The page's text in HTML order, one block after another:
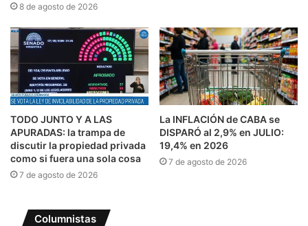
8 de agosto de 2026
TODO JUNTO Y A LAS
APURADAS: la trampa de
discutir la propiedad privada
como si fuera una sola cosa
7 de agosto de 2026
La INFLACIÓN de CABA se
DISPARÓ al 2,9% en JULIO:
19,4% en 2026
7 de agosto de 2026
Columnistas